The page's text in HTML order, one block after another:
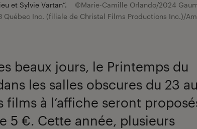
et Sylvie Vartan”.
©Marie-Camille Orlando/2024
Inc. (filiale de Christal Films Productions Inc.)/
beaux jours, le Printemps du
les salles obscures du 23 au
films à l’affiche seront
5 €. Cette année, plusieurs